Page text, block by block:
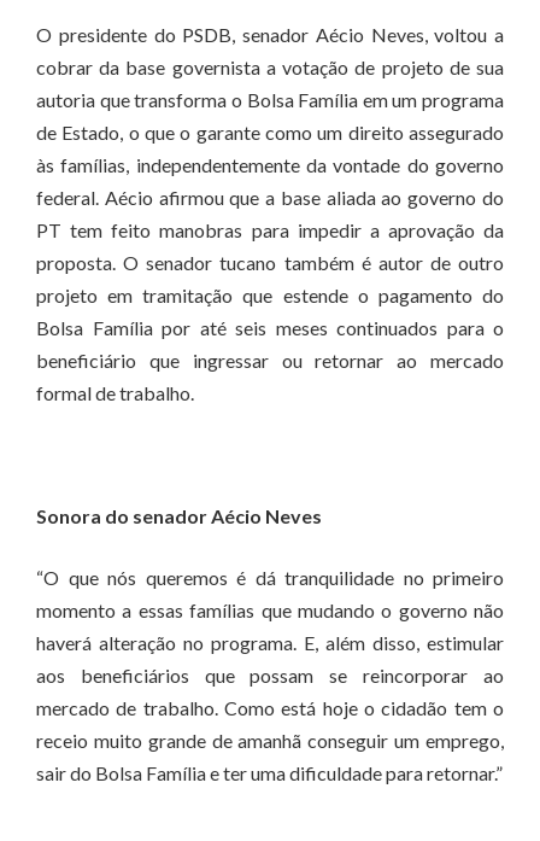
O presidente do PSDB, senador Aécio Neves, voltou a
cobrar da base governista a votação de projeto de sua
autoria que transforma o Bolsa Família em um programa
de Estado, o que o garante como um direito assegurado
às famílias, independentemente da vontade do governo
federal. Aécio afirmou que a base aliada ao governo do
PT tem feito manobras para impedir a aprovação da
proposta. O senador tucano também é autor de outro
projeto em tramitação que estende o pagamento do
Bolsa Família por até seis meses continuados para o
beneficiário que ingressar ou retornar ao mercado
formal de trabalho.
Sonora do senador Aécio Neves
“O que nós queremos é dá tranquilidade no primeiro
momento a essas famílias que mudando o governo não
haverá alteração no programa. E, além disso, estimular
aos beneficiários que possam se reincorporar ao
mercado de trabalho. Como está hoje o cidadão tem o
receio muito grande de amanhã conseguir um emprego,
sair do Bolsa Família e ter uma dificuldade para retornar.”